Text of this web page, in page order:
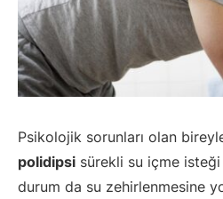
Psikolojik sorunları olan
polidipsi sürekli su içme isteği
durum da su zehirlenmesine